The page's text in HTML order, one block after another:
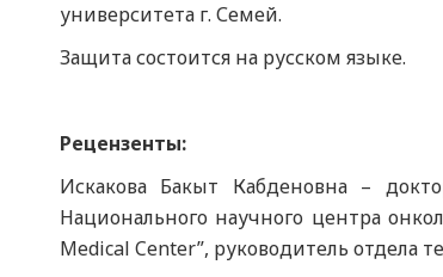
университета г. Семей.
Защита состоится на русском языке.
Рецензенты:
Искакова Бакыт Кабденовна –
Национального научного центра
Medical Center”, руководитель отдела